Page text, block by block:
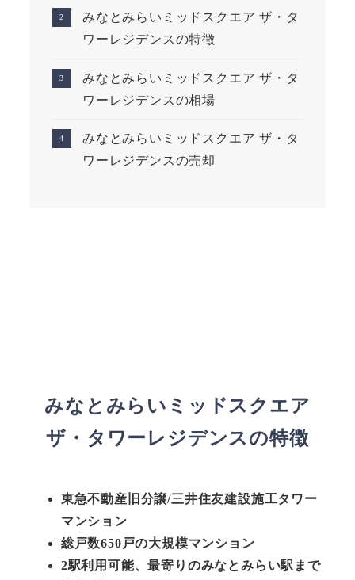
みなとみらいミッドスクエア ザ・タ
ワーレジデンスの特徴
みなとみらいミッドスクエア ザ・タ
ワーレジデンスの相場
みなとみらいミッドスクエア ザ・タ
ワーレジデンスの売却
みなとみらいミッドスクエア
ザ・タワーレジデンスの特徴
東急不動産旧分譲/三井住友建設施工タワー
マンション
総戸数650戸の大規模マンション
2駅利用可能、最寄りのみなとみらい駅まで